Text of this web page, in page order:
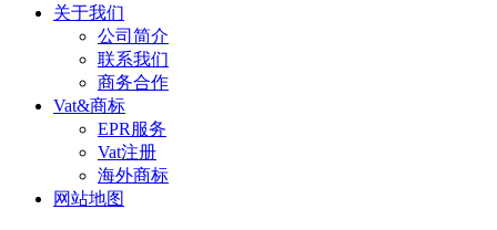
关于我们
公司简介
联系我们
商务合作
Vat&商标
EPR服务
Vat注册
海外商标
网站地图